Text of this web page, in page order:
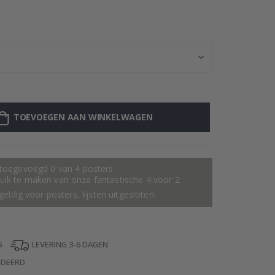
TOEVOEGEN AAN WINKELWAGEN
0 van 4 posters
te maken van onze fantastische 4 voor 2
voor posters, lijsten uitgesloten.
LEVERING 3-6 DAGEN